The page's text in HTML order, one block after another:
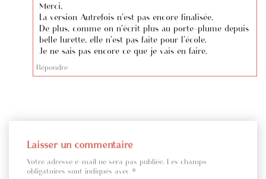
Merci,
La version Autrefois n’est pas encore finalisée.
De plus, comme on n’écrit plus au porte-plume depuis
belle lurette, elle n’est pas faite pour l’école.
Je ne sais pas encore ce que je vais en faire.
Répondre
Laisser un commentaire
Votre adresse e-mail ne sera pas publiée. Les champs
obligatoires sont indiqués avec *